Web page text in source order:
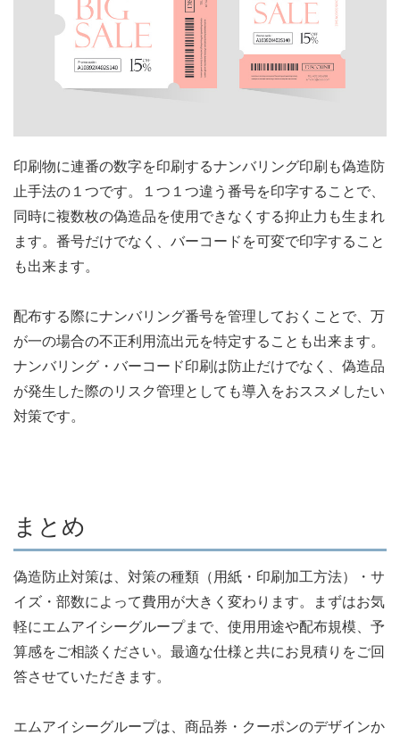
印刷物に連番の数字を印刷するナンバリング印刷も偽造防
止手法の１つです。１つ１つ違う番号を印字することで、
同時に複数枚の偽造品を使用できなくする抑止力も生まれ
ます。番号だけでなく、バーコードを可変で印字すること
も出来ます。
配布する際にナンバリング番号を管理しておくことで、万
が一の場合の不正利用流出元を特定することも出来ます。
ナンバリング・バーコード印刷は防止だけでなく、偽造品
が発生した際のリスク管理としても導入をおススメしたい
対策です。
まとめ
偽造防止対策は、対策の種類（用紙・印刷加工方法）・サ
イズ・部数によって費用が大きく変わります。まずはお気
軽にエムアイシーグループまで、使用用途や配布規模、予
算感をご相談ください。最適な仕様と共にお見積りをご回
答させていただきます。
エムアイシーグループは、商品券・クーポンのデザインか